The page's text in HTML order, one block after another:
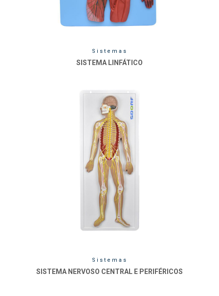
Sistemas
SISTEMA LINFÁTICO
Sistemas
SISTEMA NERVOSO CENTRAL E PERIFÉRICOS